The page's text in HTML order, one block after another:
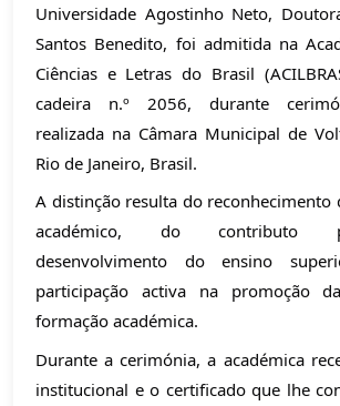
Universidade Agostinho Neto,
Santos Benedito, foi admitida na
Ciências e Letras do Brasil
cadeira n.º 2056, durante
realizada na Câmara Municipal de
Rio de Janeiro, Brasil.
A distinção resulta do reconhecimento
académico, do contributo
desenvolvimento do ensino
participação activa na promoção
formação académica.
Durante a cerimónia, a académica
institucional e o certificado que lhe